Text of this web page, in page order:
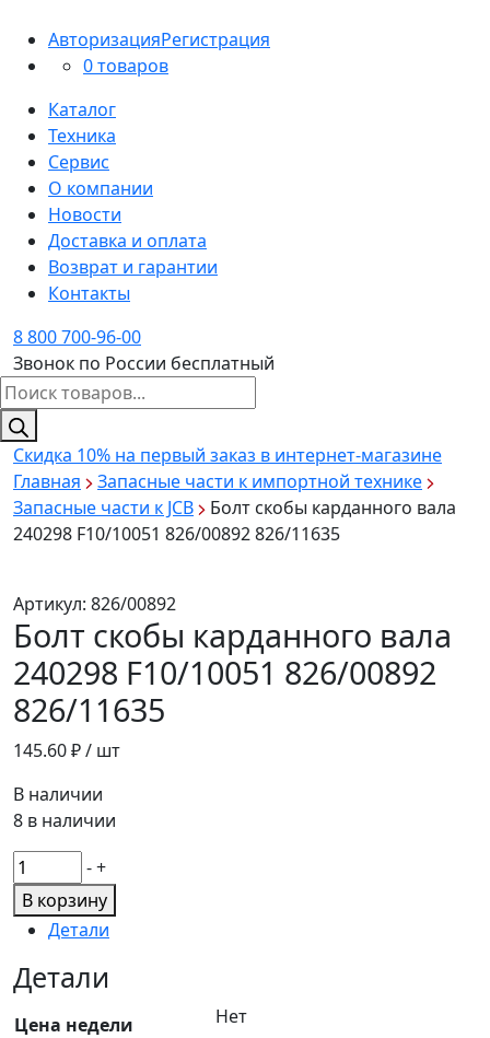
АвторизацияРегистрация
0 товаров
Каталог
Техника
Сервис
О компании
Новости
Доставка и оплата
Возврат и гарантии
Контакты
8 800 700-96-00
Звонок по России бесплатный
Поиск
товаров
Скидка 10% на первый заказ в интернет-магазине
Главная
Запасные части к импортной технике
Запасные части к JCB
Болт скобы карданного вала
240298 F10/10051 826/00892 826/11635
Артикул: 826/00892
Болт скобы карданного вала
240298 F10/10051 826/00892
826/11635
145.60₽ / шт
В наличии
8 в наличии
Количество
товара
Болт
скобы
карданного
вала
240298
-+
В корзину
Детали
Детали
Цена недели Нет